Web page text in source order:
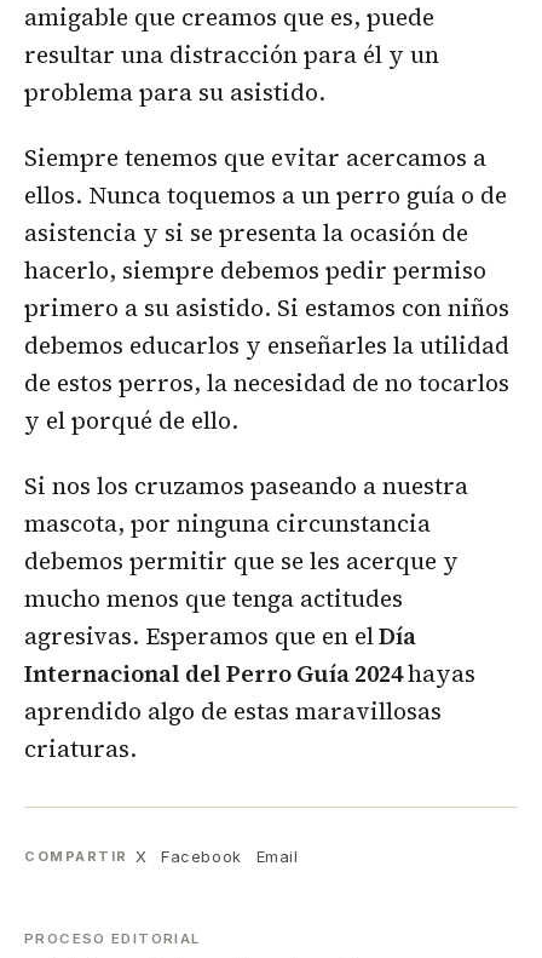
amigable que creamos que es, puede
resultar una distracción para él y un
problema para su asistido.
Siempre tenemos que evitar acercamos a
ellos. Nunca toquemos a un perro guía o de
asistencia y si se presenta la ocasión de
hacerlo, siempre debemos pedir permiso
primero a su asistido. Si estamos con niños
debemos educarlos y enseñarles la utilidad
de estos perros, la necesidad de no tocarlos
y el porqué de ello.
Si nos los cruzamos paseando a nuestra
mascota, por ninguna circunstancia
debemos permitir que se les acerque y
mucho menos que tenga actitudes
agresivas. Esperamos que en elDía
Internacional del Perro Guía 2024hayas
aprendido algo de estas maravillosas
criaturas.
COMPARTIR X Facebook Email
PROCESO EDITORIAL